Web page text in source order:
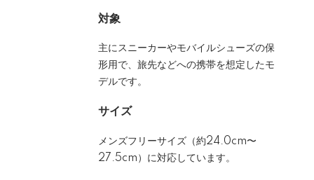
対象
主にスニーカーやモバイルシューズの保
形用で、旅先などへの携帯を想定したモ
デルです。
サイズ
メンズフリーサイズ（約24.0cm〜
27.5cm）に対応しています。